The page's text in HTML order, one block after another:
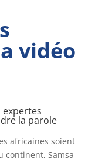
vidéo
expertes
la parole
africaines soient
continent, Samsa